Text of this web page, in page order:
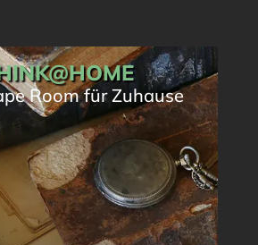
Room für Zuhause